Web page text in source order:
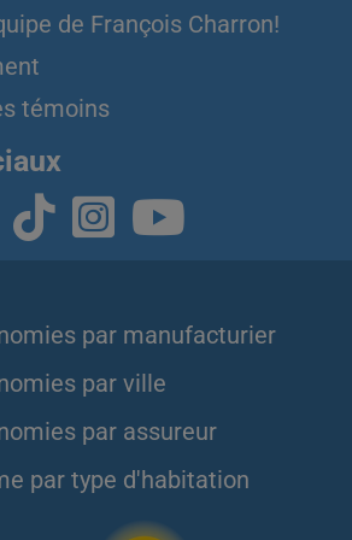
de François Charron!
témoins
par manufacturier
par ville
par assureur
par type d'habitation